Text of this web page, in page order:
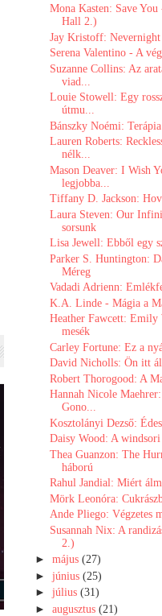
Mona Kasten: Save
Hall 2.)
Jay Kristoff:
Serena Valentino - A
Suzanne Collins: Az
viad...
Louie Stowell: Egy
útmu...
Bánszky Noémi:
Lauren Roberts:
nélk...
Mason Deaver: I Wish
legjobba...
Tiffany D. Jackson:
Laura Steven: Our
sorsunk
Lisa Jewell: Ebből ​egy
Parker S. Huntington:
Méreg
Vadadi Adrienn:
K.A. Linde - Mágia a
Heather Fawcett: Emily
mesék
Carley Fortune: Ez a
David Nicholls: Ön itt
Robert Thorogood: A
Hannah Nicole
Gono...
Kosztolányi Dezső:
Daisy Wood: A
Thea Guanzon: The
háború
Rahul Jandial: Miért
Mörk Leonóra:
Ande Pliego: Végzetes
Susannah Nix: A
2.)
►május(27)
►június(25)
►július(31)
►augusztus(21)